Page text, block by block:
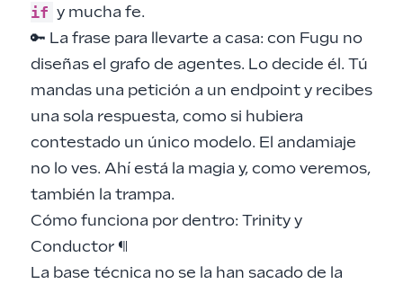
if y mucha fe.
🔑 La frase para llevarte a casa: con Fugu no
diseñas el grafo de agentes. Lo decide él. Tú
mandas una petición a un endpoint y recibes
una sola respuesta, como si hubiera
contestado un único modelo. El andamiaje
no lo ves. Ahí está la magia y, como veremos,
también la trampa.
Cómo funciona por dentro: Trinity y
Conductor ¶
La base técnica no se la han sacado de la